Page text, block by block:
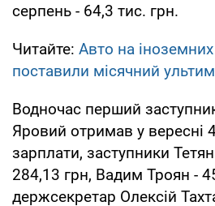
серпень - 64,3 тис. грн.
Читайте: Авто на
поставили місячний
Водночас перший
Яровий отримав у вересні
зарплати, заступники
284,13 грн, Вадим Троян -
держсекретар Олексій